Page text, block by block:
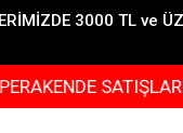
3000 TL ve
SATIŞLARDA